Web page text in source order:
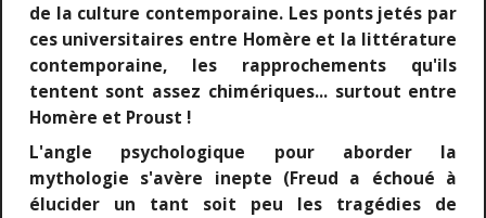
de la culture contemporaine. Les ponts jetés par
ces universitaires entre Homère et la littérature
contemporaine, les rapprochements qu'ils
tentent sont assez chimériques... surtout entre
Homère et Proust !
L'angle psychologique pour aborder la
mythologie s'avère inepte (Freud a échoué à
élucider un tant soit peu les tragédies de